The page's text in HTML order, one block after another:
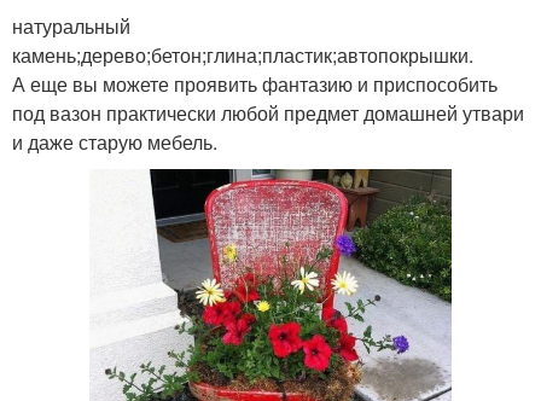
натуральный
камень;дерево;бетон;глина;пластик;автопокрышки.
А еще вы можете проявить фантазию и приспособить
под вазон практически любой предмет домашней утвари
и даже старую мебель.